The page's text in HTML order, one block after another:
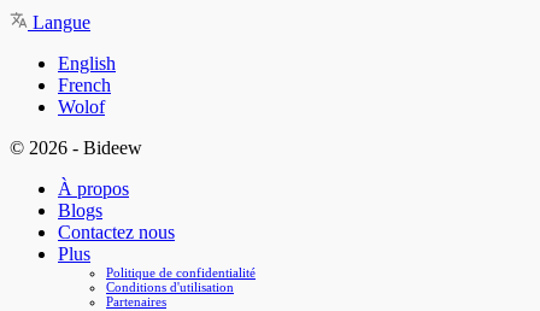
Langue
English
French
Wolof
© 2026 - Bideew
À propos
Blogs
Contactez nous
Plus
Politique de confidentialité
Conditions d'utilisation
Partenaires